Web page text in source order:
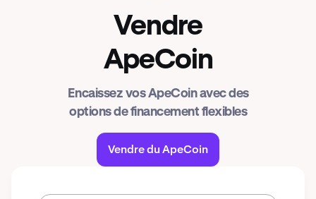
Vendre
ApeCoin
Encaissez vos ApeCoin avec des
options de financement flexibles
Vendre du ApeCoin